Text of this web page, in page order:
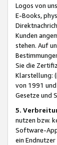
Logos von
E-Books,
Kunden
stehen. Auf
Sie die
Klarstellung:
von 1991
Gesetze und
5.
nutzen bzw.
Software-
ein